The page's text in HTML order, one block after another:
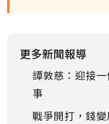
更多新聞報導
譚敦慈：迎接
事
戰爭開打，錢